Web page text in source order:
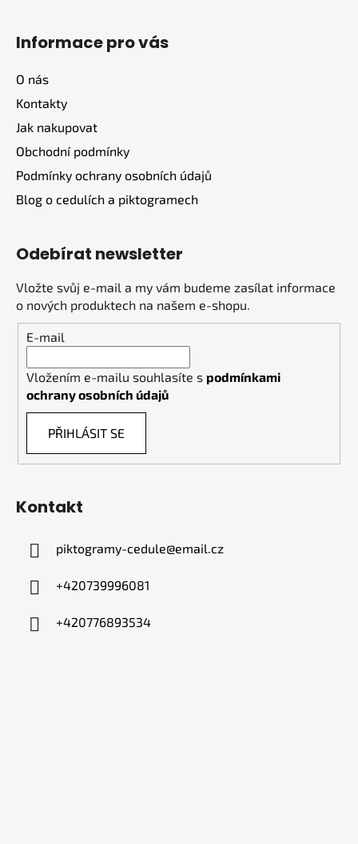
Informace pro vás
O nás
Kontakty
Jak nakupovat
Obchodní podmínky
Podmínky ochrany osobních údajů
Blog o cedulích a piktogramech
Odebírat newsletter
Vložte svůj e-mail a my vám budeme zasílat informace
o nových produktech na našem e-shopu.
E-mail
Vložením e-mailu souhlasíte s podmínkami
ochrany osobních údajů
PŘIHLÁSIT SE
Kontakt
piktogramy-cedule@email.cz
+420739996081
+420776893534